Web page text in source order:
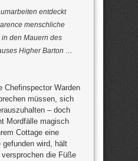
entdeckt
menschliche
den Mauern des
Higher Barton …
Chefinspector Warden
müssen, sich
– doch
Mordfälle magisch
Cottage eine
gefunden wird, hält
die Füße